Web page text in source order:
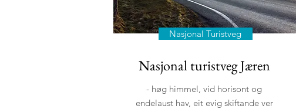
Nasjonal Turistveg
Nasjonal turistveg Jæren
- høg himmel, vid horisont og
endelaust hav, eit evig skiftande ver